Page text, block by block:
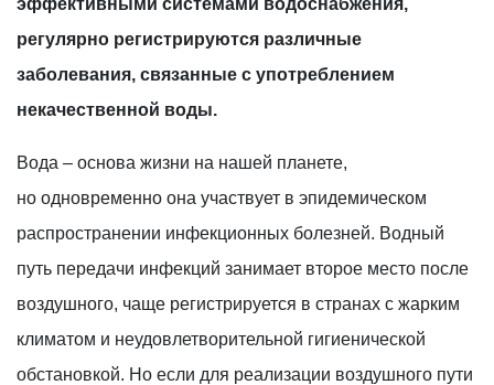
регулярно регистрируются различные
заболевания, связанные с употреблением
некачественной воды.
Вода – основа жизни на нашей планете,
но одновременно она участвует в эпидемическом
распространении инфекционных болезней. Водный
путь передачи инфекций занимает второе место после
воздушного, чаще регистрируется в странах с жарким
климатом и неудовлетворительной гигиенической
обстановкой. Но если для реализации воздушного пути